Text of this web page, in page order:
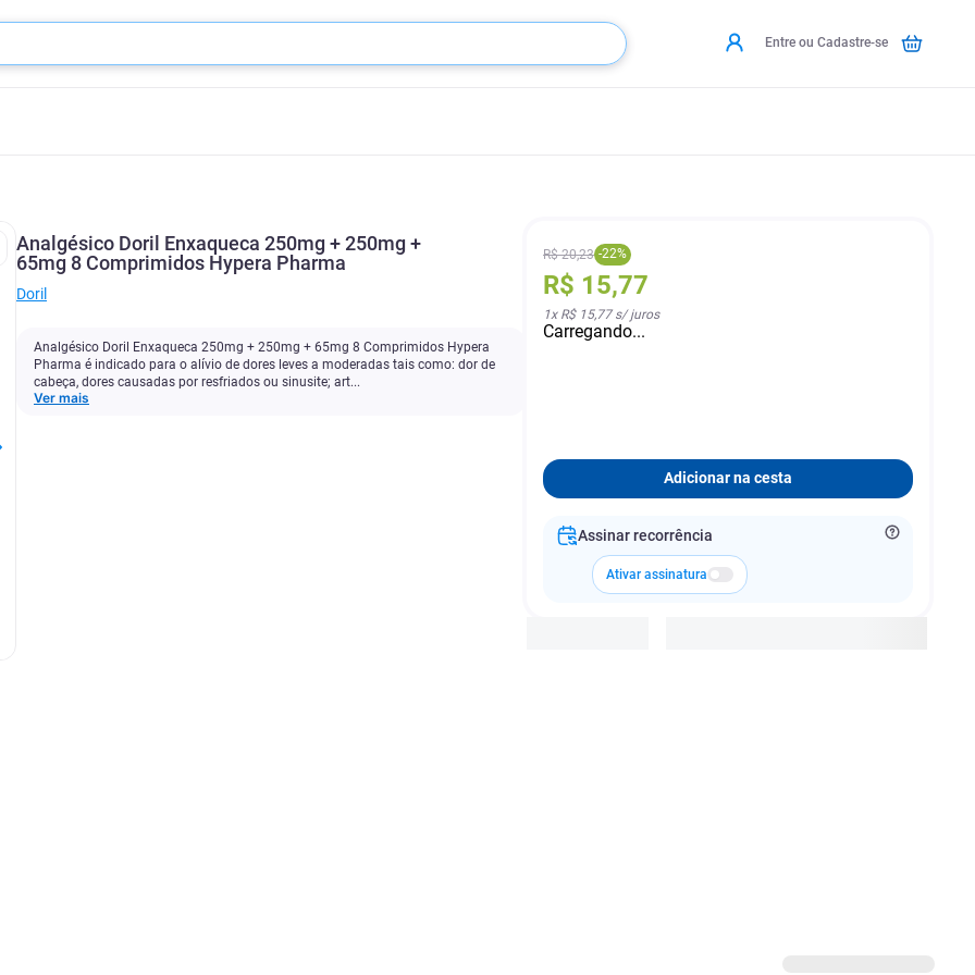
Entre ou Cadastre-se
Analgésico Doril Enxaqueca 250mg + 250mg +
65mg 8 Comprimidos Hypera Pharma
Doril
Analgésico Doril Enxaqueca 250mg + 250mg + 65mg 8 Comprimidos Hypera
Pharma é indicado para o alívio de dores leves a moderadas tais como: dor de
cabeça, dores causadas por resfriados ou sinusite; art...
Ver mais
R$ 20,23 -22%
R$ 15,77
1x R$ 15,77s/ juros
Carregando...
Adicionar na cesta
Assinar recorrência
Ativar assinatura